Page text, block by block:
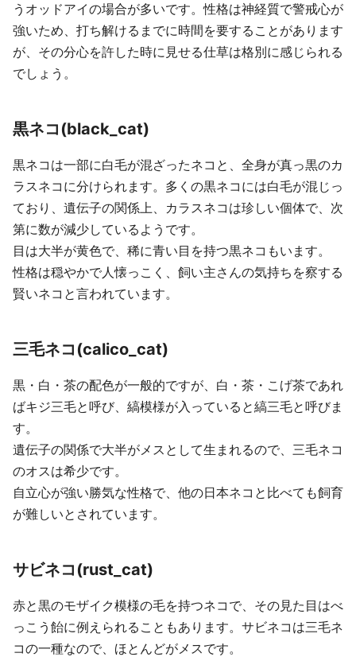
うオッドアイの場合が多いです。性格は神経質で警戒心が
強いため、打ち解けるまでに時間を要することがあります
が、その分心を許した時に見せる仕草は格別に感じられる
でしょう。
黒ネコ(black_cat)
黒ネコは一部に白毛が混ざったネコと、全身が真っ黒のカ
ラスネコに分けられます。多くの黒ネコには白毛が混じっ
ており、遺伝子の関係上、カラスネコは珍しい個体で、次
第に数が減少しているようです。
目は大半が黄色で、稀に青い目を持つ黒ネコもいます。
性格は穏やかで人懐っこく、飼い主さんの気持ちを察する
賢いネコと言われています。
三毛ネコ(calico_cat)
黒・白・茶の配色が一般的ですが、白・茶・こげ茶であれ
ばキジ三毛と呼び、縞模様が入っていると縞三毛と呼びま
す。
遺伝子の関係で大半がメスとして生まれるので、三毛ネコ
のオスは希少です。
自立心が強い勝気な性格で、他の日本ネコと比べても飼育
が難しいとされています。
サビネコ(rust_cat)
赤と黒のモザイク模様の毛を持つネコで、その見た目はべ
っこう飴に例えられることもあります。サビネコは三毛ネ
コの一種なので、ほとんどがメスです。